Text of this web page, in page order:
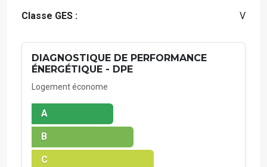
Classe GES : V
DIAGNOSTIQUE DE PERFORMANCE
ÉNERGÉTIQUE - DPE
Logement économe
A
B
C